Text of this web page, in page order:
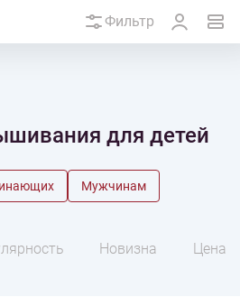
Фильтр
для детей
Мужчинам
Новизна Цена